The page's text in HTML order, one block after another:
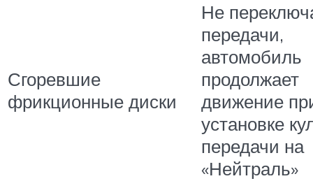
Сгоревшие
фрикционные диски
Не
передачи,
автомобиль
продолжает
движение
установке
передачи на
«Нейтраль»